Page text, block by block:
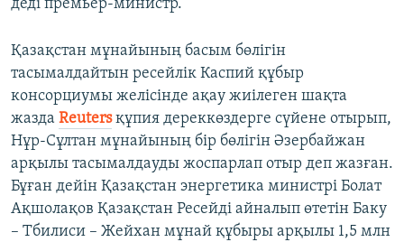
деді премьер-министр.
Қазақстан мұнайының басым бөлігін
тасымалдайтын ресейлік Каспий құбыр
консорциумы желісінде ақау жиілеген шақта
жазда Reutersқұпия дереккөздерге сүйене отырып,
Нұр-Сұлтан мұнайының бір бөлігін Әзербайжан
арқылы тасымалдауды жоспарлап отыр деп жазған.
Бұған дейін Қазақстан энергетика министрі Болат
Ақшолақов Қазақстан Ресейді айналып өтетін Баку
– Тбилиси – Жейхан мұнай құбыры арқылы 1,5 млн